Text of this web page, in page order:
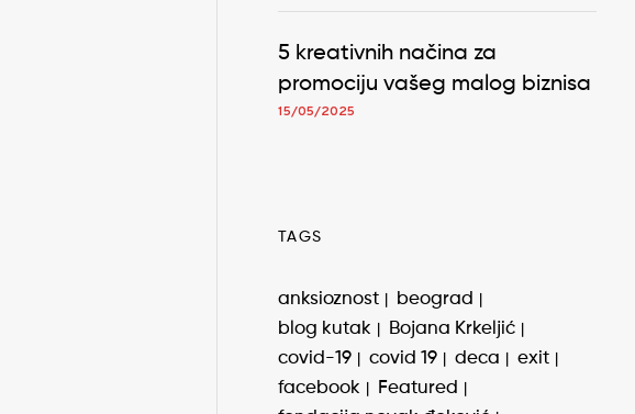
5 kreativnih načina za
promociju vašeg malog biznisa
15/05/2025
TAGS
anksioznost
beograd
blog kutak
Bojana Krkeljić
covid-19
covid 19 deca
exit
facebook
Featured